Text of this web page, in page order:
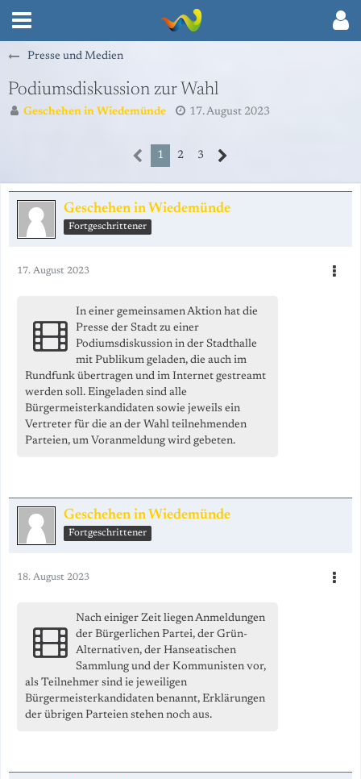
Presse und Medien
Podiumsdiskussion zur Wahl
Geschehen in Wiedemünde 17. August 2023
1 2 3
Geschehen in Wiedemünde
Fortgeschrittener
17. August 2023
In einer gemeinsamen Aktion hat die
Presse der Stadt zu einer
Podiumsdiskussion in der Stadthalle
mit Publikum geladen, die auch im
Rundfunk übertragen und im Internet gestreamt
werden soll. Eingeladen sind alle
Bürgermeisterkandidaten sowie jeweils ein
Vertreter für die an der Wahl teilnehmenden
Parteien, um Voranmeldung wird gebeten.
Geschehen in Wiedemünde
Fortgeschrittener
18. August 2023
Nach einiger Zeit liegen Anmeldungen
der Bürgerlichen Partei, der Grün-
Alternativen, der Hanseatischen
Sammlung und der Kommunisten vor,
als Teilnehmer sind ie jeweiligen
Bürgermeisterkandidaten benannt, Erklärungen
der übrigen Parteien stehen noch aus.